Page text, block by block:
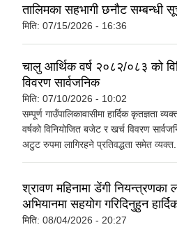
तालिमका सहभागी छनौट सम्बन्धी
मिति: 07/15/2026 - 16:36
चालु आर्थिक वर्ष २०८२/०८३ को
विवरण सार्वजनिक
मिति: 07/10/2026 - 10:02
सम्पूर्ण गाउँपालिकावासीमा हार्दिक कृतज्ञता
वर्षको विनियोजित बजेट र खर्च विवरण
अटुट रुपमा लागिरहने प्रतिवद्धता समेत व्यक्त...
श्रावण महिनामा डेंगी नियन्त्रणका
अभियानमा सहयोग गरिदिनुहुन
मिति: 08/04/2026 - 20:27